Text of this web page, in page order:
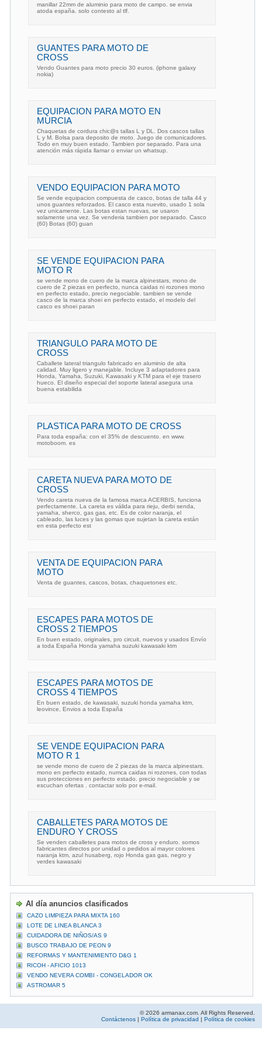
manillar 22mm de aluminio para moto de campo. se envia
atoda españa. solo contesto al tlf.
GUANTES PARA MOTO DE
CROSS
Vendo Guantes para moto precio 30 euros. (iphone galaxy
nokia)
EQUIPACION PARA MOTO EN
MURCIA
Chaquetas de cordura chic@s tallas L y DL. Dos cascos tallas
L y M. Bolsa para deposito de moto. Juego de comunicadores.
Todo en muy buen estado. Tambien por separado. Para una
atención más rápida llamar o enviar un whatsup.
VENDO EQUIPACION PARA MOTO
Se vende equipacion compuesta de casco, botas de talla 44 y
unos guantes reforzados. El casco esta nuevito, usado 1 sola
vez unicamente. Las botas estan nuevas, se usaron
solamente una vez. Se venderia tambien por separado. Casco
(60) Botas (60) guan
SE VENDE EQUIPACION PARA
MOTO R
se vende mono de cuero de la marca alpinestars, mono de
cuero de 2 piezas en perfecto, nunca caidas ni rozones mono
en perfecto estado, precio negociable. tambien se vende
casco de la marca shoei en perfecto estado, el modelo del
casco es shoei paran
TRIANGULO PARA MOTO DE
CROSS
Caballete lateral triangulo fabricado en aluminio de alta
calidad. Muy ligero y manejable. Incluye 3 adaptadores para
Honda, Yamaha, Suzuki, Kawasaki y KTM para el eje trasero
hueco. El diseño especial del soporte lateral asegura una
buena estabilida
PLASTICA PARA MOTO DE CROSS
Para toda españa: con el 35% de descuento. en www.
motoboom. es
CARETA NUEVA PARA MOTO DE
CROSS
Vendo careta nueva de la famosa marca ACERBIS, funciona
perfectamente. La careta es válida para rieju, derbi senda,
yamaha, sherco, gas gas, etc. Es de color naranja, el
cableado, las luces y las gomas que sujetan la careta están
en esta perfecto est
VENTA DE EQUIPACION PARA
MOTO
Venta de guantes, cascos, botas, chaquetones etc.
ESCAPES PARA MOTOS DE
CROSS 2 TIEMPOS
En buen estado, originales, pro circuit, nuevos y usados Envío
a toda España Honda yamaha suzuki kawasaki ktm
ESCAPES PARA MOTOS DE
CROSS 4 TIEMPOS
En buen estado, de kawasaki, suzuki honda yamaha ktm,
leovince, Envios a toda España
SE VENDE EQUIPACION PARA
MOTO R 1
se vende mono de cuero de 2 piezas de la marca alpinestars.
mono en perfecto estado, numca caidas ni rozones, con todas
sus protecciones en perfecto estado. precio negociable y se
escuchan ofertas . contactar solo por e-mail.
CABALLETES PARA MOTOS DE
ENDURO Y CROSS
Se venden caballetes para motos de cross y enduro. somos
fabricantes directos por unidad o pedidos al mayor colores
naranja ktm, azul husaberg, rojo Honda gas gas, negro y
verdes kawasaki
Al día anuncios clasificados
CAZO LIMPIEZA PARA MIXTA 160
LOTE DE LINEA BLANCA 3
CUIDADORA DE NIÑOS/AS 9
BUSCO TRABAJO DE PEON 9
REFORMAS Y MANTENIMIENTO D&G 1
RICOH - AFICIO 1013
VENDO NEVERA COMBI - CONGELADOR OK
ASTROMAR 5
© 2026 armanax.com. All Rights Reserved.
Contáctenos
Política de privacidad Política de cookies